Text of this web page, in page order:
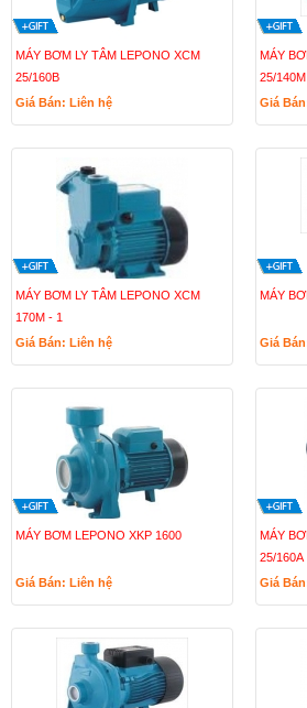
MÁY BƠM LY TÂM LEPONO XCM
25/160B
Giá Bán: Liên hệ
MÁY
25/140M
Giá
MÁY BƠM LY TÂM LEPONO XCM
170M - 1
Giá Bán: Liên hệ
MÁY
Giá
MÁY BƠM LEPONO XKP 1600
Giá Bán: Liên hệ
MÁY
25/160A
Giá